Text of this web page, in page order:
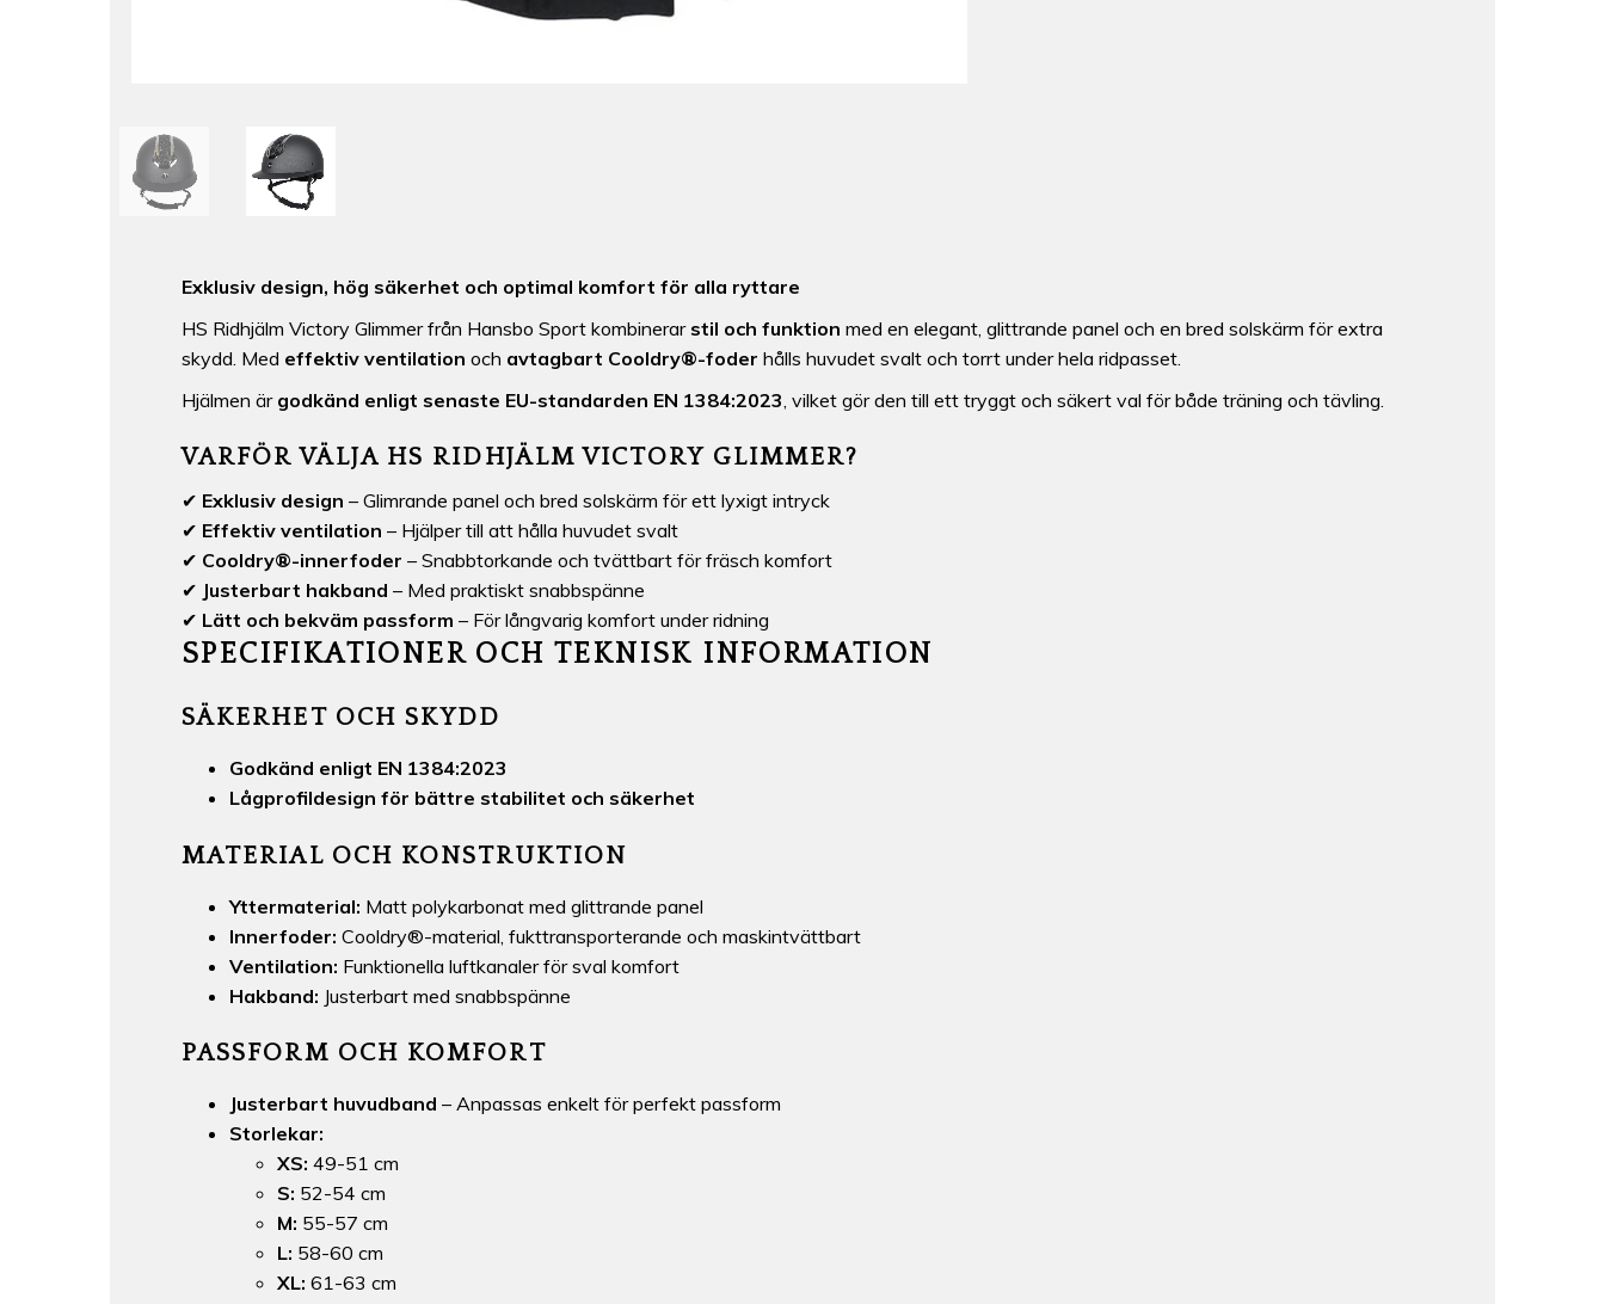
Exklusiv design, hög säkerhet och optimal komfort för alla ryttare
HS Ridhjälm Victory Glimmer från Hansbo Sport kombinerar stil och funktion med en elegant, glittrande panel och en bred solskärm för extra
skydd. Med effektiv ventilation och avtagbart Cooldry®-foder hålls huvudet svalt och torrt under hela ridpasset.
Hjälmen är godkänd enligt senaste EU-standarden EN 1384:2023 , vilket gör den till ett tryggt och säkert val för både träning och tävling.
VARFÖR VÄLJA HS RIDHJÄLM VICTORY GLIMMER?
✔ Exklusiv design – Glimrande panel och bred solskärm för ett lyxigt intryck
✔ Effektiv ventilation – Hjälper till att hålla huvudet svalt
✔ Cooldry®-innerfoder – Snabbtorkande och tvättbart för fräsch komfort
✔ Justerbart hakband – Med praktiskt snabbspänne
✔ Lätt och bekväm passform – För långvarig komfort under ridning
SPECIFIKATIONER OCH TEKNISK INFORMATION
SÄKERHET OCH SKYDD
Godkänd enligt EN 1384:2023
Lågprofildesign för bättre stabilitet och säkerhet
MATERIAL OCH KONSTRUKTION
Yttermaterial: Matt polykarbonat med glittrande panel
Innerfoder: Cooldry®-material, fukttransporterande och maskintvättbart
Ventilation: Funktionella luftkanaler för sval komfort
Hakband: Justerbart med snabbspänne
PASSFORM OCH KOMFORT
Justerbart huvudband – Anpassas enkelt för perfekt passform
Storlekar:
XS: 49-51 cm
S: 52-54 cm
M: 55-57 cm
L: 58-60 cm
XL: 61-63 cm